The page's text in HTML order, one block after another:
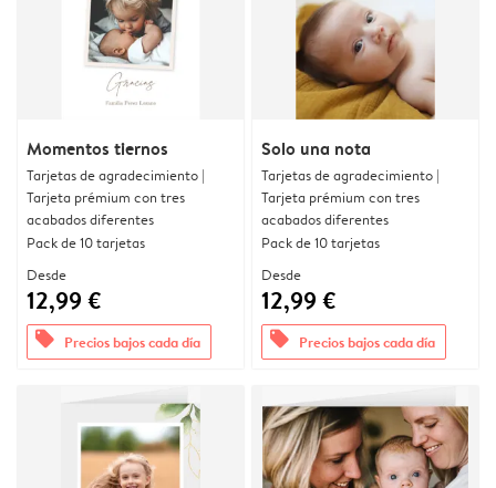
Momentos tiernos
Tarjetas de agradecimiento |
Tarjeta prémium con tres
acabados diferentes
Pack de 10 tarjetas
Desde
12,99 €
offers Precios bajos cada día
Solo una nota
Tarjetas de agradecimiento |
Tarjeta prémium con tres
acabados diferentes
Pack de 10 tarjetas
Desde
12,99 €
offers Precios bajos cada día